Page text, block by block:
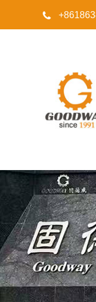
